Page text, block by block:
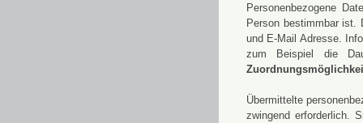
Personenbezogene
Person bestimmbar ist.
und E-Mail Adresse.
zum Beispiel die
Übermittelte
zwingend erforderlich.